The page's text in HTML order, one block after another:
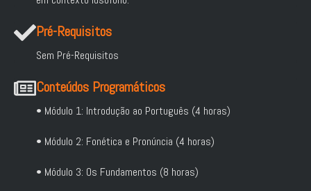
Pré-Requisitos
Sem Pré-Requisitos
Conteúdos Programáticos
• Módulo 1: Introdução ao Português (4 horas)
• Módulo 2: Fonética e Pronúncia (4 horas)
• Módulo 3: Os Fundamentos (8 horas)